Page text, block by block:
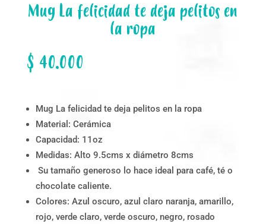
Mug La felicidad te deja pelitos en
la ropa
$ 40.000
Mug La felicidad te deja pelitos en la ropa
Material: Cerámica
Capacidad: 11oz
Medidas: Alto 9.5cms x diámetro 8cms
Su tamaño generoso lo hace ideal para café, té o
chocolate caliente.
Colores: Azul oscuro, azul claro naranja, amarillo,
rojo, verde claro, verde oscuro, negro, rosado